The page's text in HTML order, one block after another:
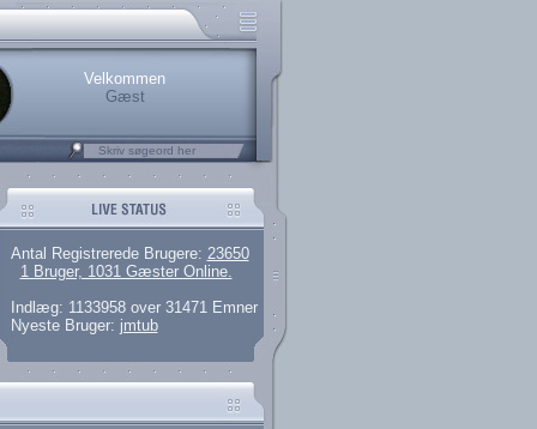
brugere
artikler og 135 guides
her.
Velkommen
Gæst
Antal Registrerede Brugere: 23650
1 Bruger, 1031 Gæster Online.
Indlæg: 1133958 over 31471 Emner
Nyeste Bruger: jmtub